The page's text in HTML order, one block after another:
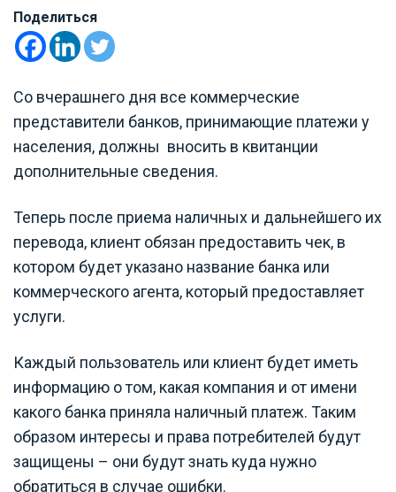
Поделиться
Со вчерашнего дня все коммерческие
представители банков, принимающие платежи у
населения, должны вносить в квитанции
дополнительные сведения.
Теперь после приема наличных и дальнейшего их
перевода, клиент обязан предоставить чек, в
котором будет указано название банка или
коммерческого агента, который предоставляет
услуги.
Каждый пользователь или клиент будет иметь
информацию о том, какая компания и от имени
какого банка приняла наличный платеж. Таким
образом интересы и права потребителей будут
защищены – они будут знать куда нужно
обратиться в случае ошибки.